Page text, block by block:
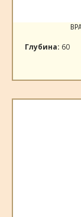
Глубина: 60